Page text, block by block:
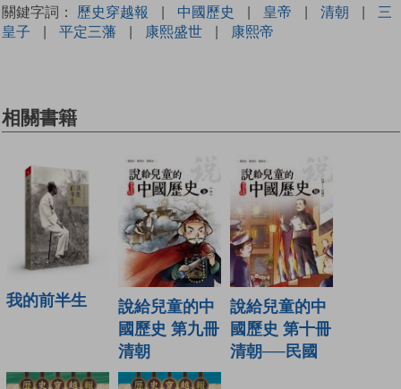
關鍵字詞： 歷史穿越報 | 中國歷史 | 皇帝 | 清朝 |
三
皇子
| 平定三藩 | 康熙盛世 | 康熙帝
相關書籍
我的前半生
說給兒童的中
國歷史 第九冊
清朝
說給兒童的中
國歷史 第十冊
清朝──民國